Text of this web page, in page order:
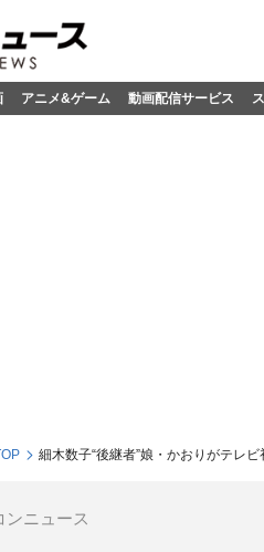
アニメ&ゲーム 動画配信サービス
細木数子“後継者”娘・かおりがテレ
ンニュース